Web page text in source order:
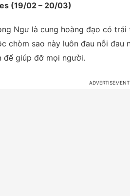
(19/02 – 20/03)
Ngư là cung hoàng đạo có
chòm sao này luôn đau nỗi
để giúp đỡ mọi người.